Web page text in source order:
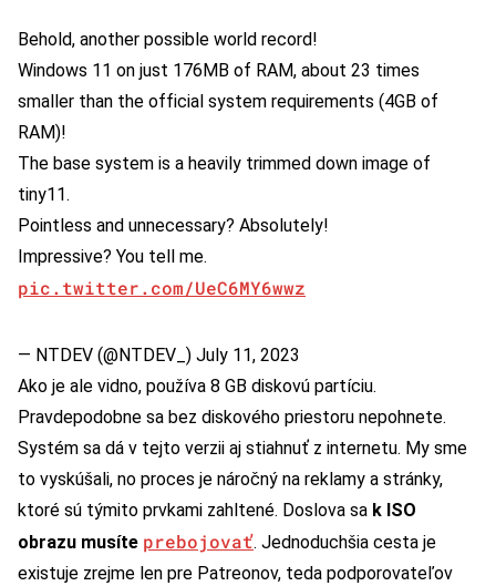
Behold, another possible world record!
Windows 11 on just 176MB of RAM, about 23 times
smaller than the official system requirements (4GB of
RAM)!
The base system is a heavily trimmed down image of
tiny11.
Pointless and unnecessary? Absolutely!
Impressive? You tell me.
pic.twitter.com/UeC6MY6wwz
— NTDEV (@NTDEV_) July 11, 2023
Ako je ale vidno, používa 8 GB diskovú partíciu.
Pravdepodobne sa bez diskového priestoru nepohnete.
Systém sa dá v tejto verzii aj stiahnuť z internetu. My sme
to vyskúšali, no proces je náročný na reklamy a stránky,
ktoré sú týmito prvkami zahltené. Doslova sa k ISO
obrazu musíte prebojovať. Jednoduchšia cesta je
existuje zrejme len pre Patreonov, teda podporovateľov